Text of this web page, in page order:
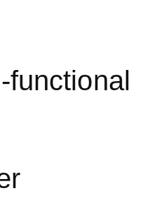
functional